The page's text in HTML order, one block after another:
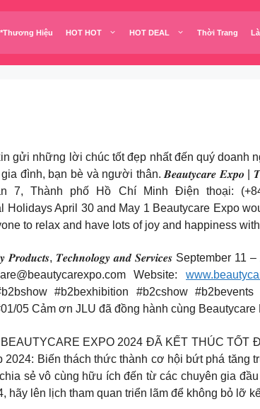
*Thương Hiệu HOT HOT HOT DEAL Thời Trang
gửi những lời chúc tốt đẹp nhất đến quý
đình, bạn bè và người thân. 𝑩𝒆𝒂𝒖𝒕𝒚𝒄𝒂𝒓𝒆 𝑬𝒙𝒑𝒐 |
7, Thành phố Hồ Chí Minh Điện thoại:
Holidays April 30 and May 1 Beautycare Expo
to relax and have lots of joy and happiness
𝑷𝒓𝒐𝒅𝒖𝒄𝒕𝒔, 𝑻𝒆𝒄𝒉𝒏𝒐𝒍𝒐𝒈𝒚 𝒂𝒏𝒅 𝑺𝒆𝒓𝒗𝒊𝒄𝒆𝒔
Website:
#b2bexhibition #b2cshow
05 Cảm ơn JLU đã đồng hành cùng
EXPO 2024 ĐÃ KẾT THÚC
Biến thách thức thành cơ hội bứt phá
sẻ vô cùng hữu ích đến từ các chuyên gia
hãy lên lịch tham quan triển lãm để không bỏ lỡ